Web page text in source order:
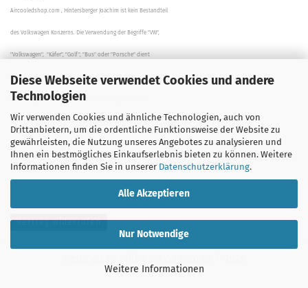
Diese Webseite verwendet Cookies und andere
Technologien
Wir verwenden Cookies und ähnliche Technologien, auch von
Drittanbietern, um die ordentliche Funktionsweise der Website zu
gewährleisten, die Nutzung unseres Angebotes zu analysieren und
Ihnen ein bestmögliches Einkaufserlebnis bieten zu können. Weitere
Informationen finden Sie in unserer Datenschutzerklärung.
Alle Akzeptieren
Nur Notwendige
Weitere Informationen
Aircooledshop.com , Hintersberger Joachim ist kein Bestandteil
des Volkswagen Konzerns. Die Verwendung der Begriffe "VW",
"Volkswagen", "Käfer", "Golf", "Bus" oder "Porsche" dient
der Beschreibung der Teile und stellt in keinem Fall eine direkte
Verbindung zu dem Unternehmen "Volkswagen" her/da.
Die Beschreibungen, Zeichnungen und Angaben zur
Verwendung sind sorgfältig überprüft worden.
Vertrag widerrufen